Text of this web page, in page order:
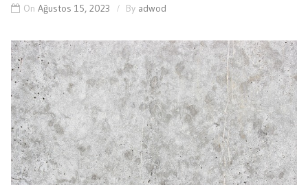
On Ağustos 15, 2023 By adwod